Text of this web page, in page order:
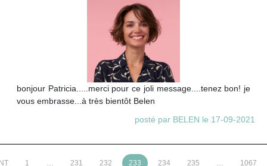
bonjour Patricia.....merci pour ce joli message....tenez bon! je
vous embrasse...à très bientôt Belen
posté par BELEN le 17-09-2021
1 231 232 233 234 235 1067